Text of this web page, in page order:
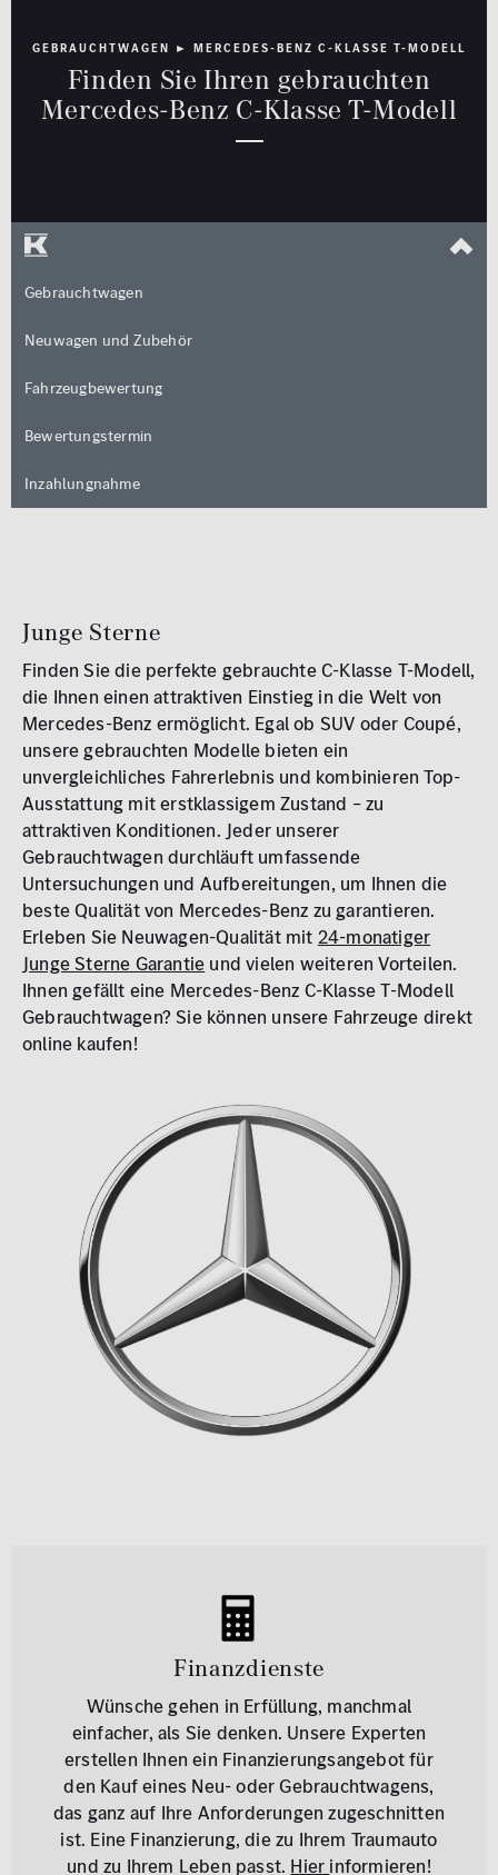
Van / Kleinbus
Kleinwagen
Erstzulassung
2008
Kilometer
0 km
250.000
km
Reichweite (elektrisch)
0 km 1.000 km
MwSt. ausweisbar
Schiebedach
Sitzheizung
Navigationssystem
Qualitätssiegel
Junge Sterne
GEBRAUCHTWAGEN ► MERCEDES-BENZ C-KLASSE T-MODELL
Finden Sie Ihren gebrauchten
Mercedes-Benz C-Klasse T-Modell
Gebrauchtwagen
Neuwagen und Zubehör
Fahrzeugbewertung
Bewertungstermin
Inzahlungnahme
Junge Sterne
Finden Sie die perfekte gebrauchte C-Klasse T-Modell,
die Ihnen einen attraktiven Einstieg in die Welt von
Mercedes-Benz ermöglicht. Egal ob SUV oder Coupé,
unsere gebrauchten Modelle bieten ein
unvergleichliches Fahrerlebnis und kombinieren Top-
Ausstattung mit erstklassigem Zustand – zu
attraktiven Konditionen. Jeder unserer
Gebrauchtwagen durchläuft umfassende
Untersuchungen und Aufbereitungen, um Ihnen die
beste Qualität von Mercedes-Benz zu garantieren.
Erleben Sie Neuwagen-Qualität mit 24-monatiger
Junge Sterne Garantie und vielen weiteren Vorteilen.
Ihnen gefällt eine Mercedes-Benz C-Klasse T-Modell
Gebrauchtwagen? Sie können unsere Fahrzeuge direkt
online kaufen!
Finanzdienste
Wünsche gehen in Erfüllung, manchmal
einfacher, als Sie denken. Unsere Experten
erstellen Ihnen ein Finanzierungsangebot für
den Kauf eines Neu- oder Gebrauchtwagens,
das ganz auf Ihre Anforderungen zugeschnitten
ist. Eine Finanzierung, die zu Ihrem Traumauto
und zu Ihrem Leben passt. Hier informieren!